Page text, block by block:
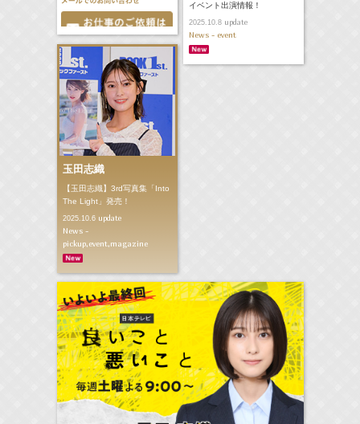
イベント出演情報！
2025.10.8update
News - event
玉田志織
【玉田志織】3rd写真集「Into
The Light」発売！
2025.10.6update
News -
pickup,event,magazine